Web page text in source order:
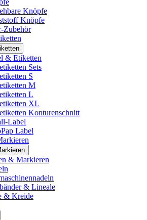
Knöpfe
Knöpfe
Zubehör
& Etiketten
Sets
S
M
L
XL
Konturenschnitt
Label
Label
& Markieren
& Lineale
& Kreide